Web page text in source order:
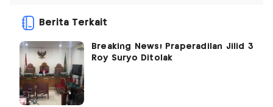
Berita Terkait
Breaking News! Praperadilan Jilid 3
Roy Suryo Ditolak